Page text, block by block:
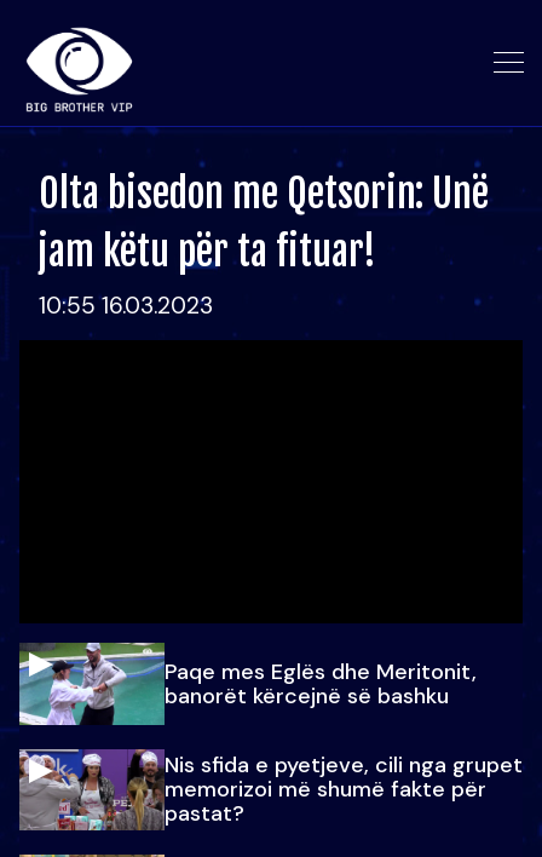
Olta bisedon me Qetsorin: Unë
jam këtu për ta fituar!
10:55 16.03.2023
Paqe mes Eglës dhe Meritonit,
banorët kërcejnë së bashku
Nis sfida e pyetjeve, cili nga grupet
memorizoi më shumë fakte për
pastat?